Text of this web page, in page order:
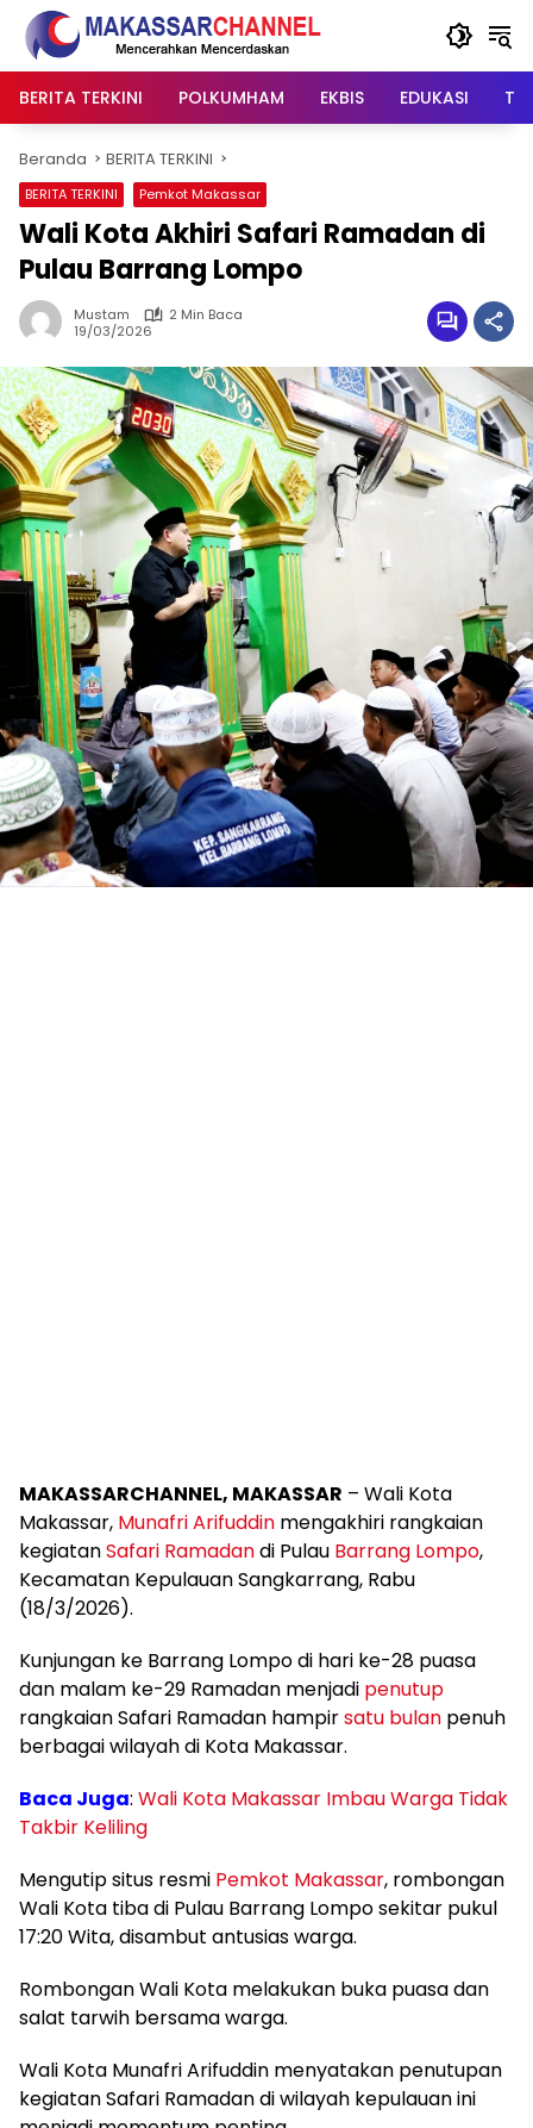
Langsung
konten
BERITA TERKINI
POLKUMHAM EKBIS EDUKASI
Beranda BERITA TERKINI
BERITA TERKINI Pemkot Makassar
Wali Kota Akhiri Safari Ramadan di
Pulau Barrang Lompo
Mustam
2 Min Baca
19/03/2026
MAKASSARCHANNEL, MAKASSAR – Wali Kota
Makassar, Munafri Arifuddin mengakhiri rangkaian
kegiatanSafari Ramadandi Pulau Barrang Lompo,
Kecamatan Kepulauan Sangkarrang, Rabu
(18/3/2026).
Kunjungan ke Barrang Lompo di hari ke-28 puasa
dan malam ke-29 Ramadan menjadi penutup
rangkaian Safari Ramadan hampirsatu bulan penuh
berbagai wilayah di Kota Makassar.
Baca Juga: Wali Kota Makassar Imbau Warga Tidak
Takbir Keliling
Mengutip situs resmi Pemkot Makassar, rombongan
Wali Kota tiba di Pulau Barrang Lompo sekitar pukul
17:20 Wita, disambut antusias warga.
Rombongan Wali Kota melakukan buka puasa dan
salat tarwih bersama warga.
Wali Kota Munafri Arifuddin menyatakan penutupan
kegiatan Safari Ramadan di wilayah kepulauan ini